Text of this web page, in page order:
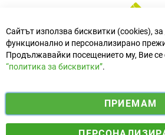
f
i
n
Електронен магазин
Сайтът използва бисквитки (cookies),
функционално и персонализирано
Продължавайки посещението му, Вие се
“политика за бисквитки”.
ПРИЕМАМ